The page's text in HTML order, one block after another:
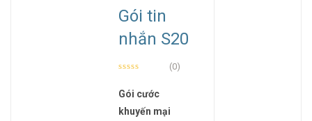
Gói tin
nhắn S20
(0)
Gói cước
khuyến mại